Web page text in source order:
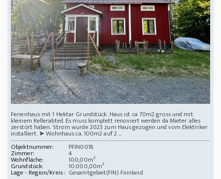
Ferienhaus mit 1 Hektar Grundstück. Haus ist ca 70m2 gross und mit
kleinem Kellerabteil. Es muss komplett renoviert werden da Mieter alles
zerstört haben. Strom wurde 2023 zum Haus gezogen und vom Elektriker
installiert. ➤ Wohnhaus ca. 100m2 auf 2 ...
Objektnummer:
PFIN0018
Zimmer: 4
Wohnfläche: 100,00m²
Grundstück: 10.000,00m²
Lage - Region/Kreis : Gesamtgebiet(FIN) Finnland